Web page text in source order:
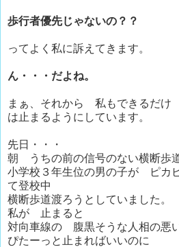
歩行者優先じゃないの？？
ってよく私に訴えてきます。
ん・・・だよね。
まぁ、それから 私もできるだけ
は止まるようにしています。
先日・・・
朝 うちの前の信号のない横断歩
小学校３年生位の男の子が ピカ
て登校中
横断歩道渡ろうとしていました。
私が 止まると
対向車線の 腹黒そうな人相の悪
ぴたーっと止まればいいのに